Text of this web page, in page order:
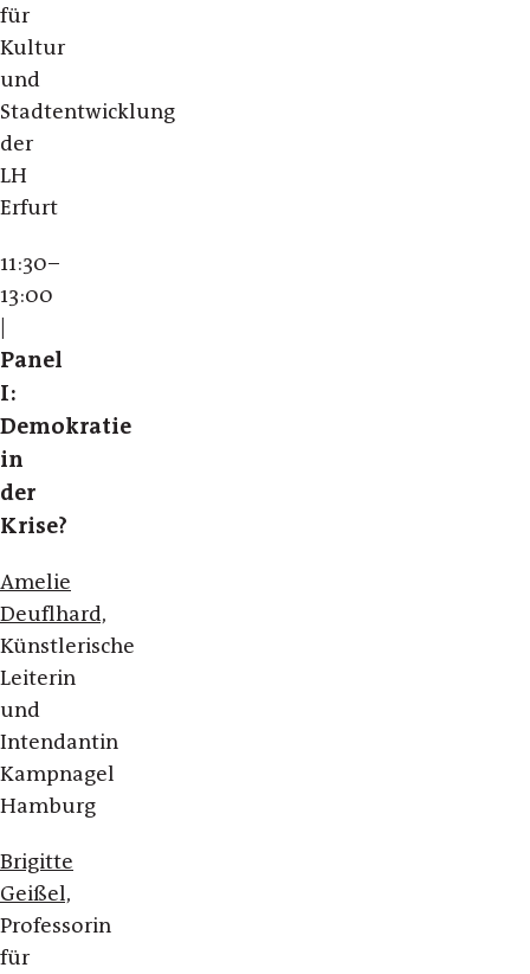
für
Kultur
und
Stadtentwicklung
der
LH
Erfurt
11:30–
13:00
Panel
I:
Demokratie
in
der
Krise?
Amelie
Deuflhard,
Künstlerische
Leiterin
und
Intendantin
Kampnagel
Hamburg
Brigitte
Geißel,
Professorin
für